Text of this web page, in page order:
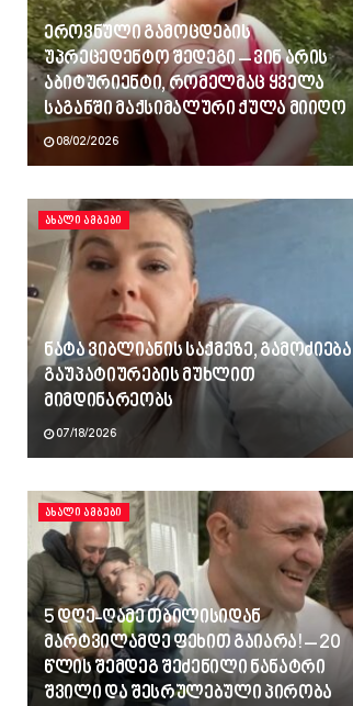
ეროვნული გამოცდების
უპრეცედენტო შედეგი – ვინ არის
აბიტურიენტი, რომელმაც ყველა
საგანში მაქსიმალური ქულა მიიღო
08/02/2026
ᲐᲮᲐᲚᲘ ᲐᲛᲑᲔᲑᲘ
ნატა ვიბლიანის საქმეზე, გამოძიება
გაუპატიურების მუხლით
მიმდინარეობს
07/18/2026
ᲐᲮᲐᲚᲘ ᲐᲛᲑᲔᲑᲘ
5 დღე-ღამე თბილისიდან
მარტვილამდე ფეხით გაიარა! – 20
წლის შემდეგ შეძენილი ნანატრი
შვილი და შესრულებული პირობა